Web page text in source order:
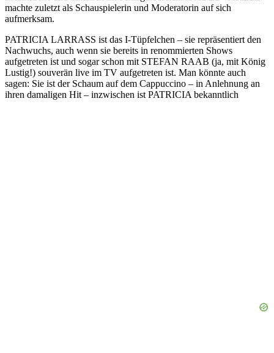
machte zuletzt als Schauspielerin und Moderatorin auf sich
aufmerksam.
PATRICIA LARRASS ist das I-Tüpfelchen – sie repräsentiert den
Nachwuchs, auch wenn sie bereits in renommierten Shows
aufgetreten ist und sogar schon mit STEFAN RAAB (ja, mit König
Lustig!) souverän live im TV aufgetreten ist. Man könnte auch
sagen: Sie ist der Schaum auf dem Cappuccino – in Anlehnung an
ihren damaligen Hit – inzwischen ist PATRICIA bekanntlich